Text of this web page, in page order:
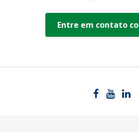
Entre em contato